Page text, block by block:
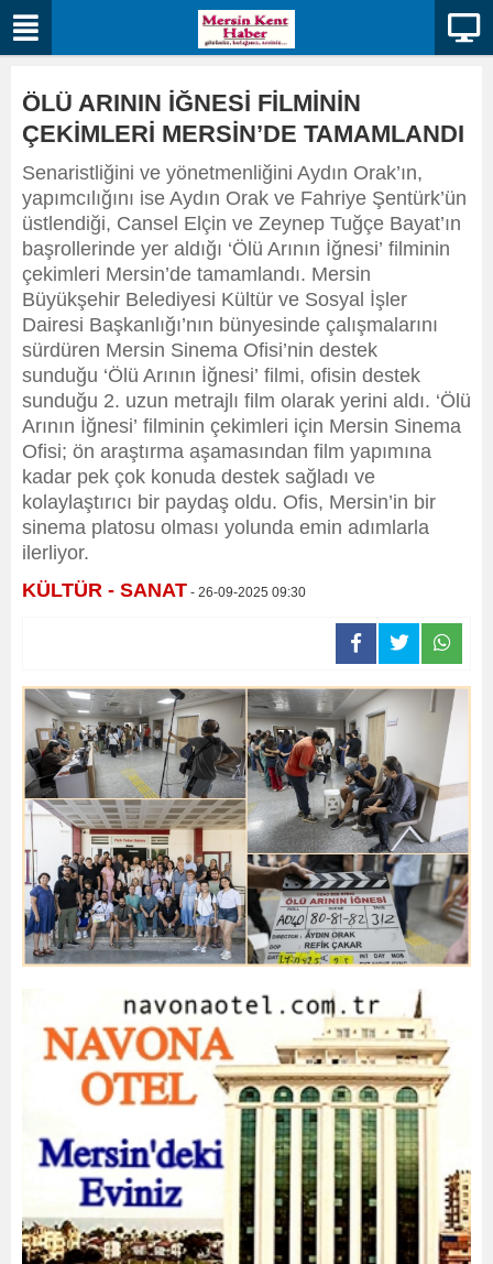
ÖLÜ ARININ İĞNESİ FİLMİNİN
ÇEKİMLERİ MERSİN’DE TAMAMLANDI
Senaristliğini ve yönetmenliğini Aydın Orak’ın,
yapımcılığını ise Aydın Orak ve Fahriye Şentürk’ün
üstlendiği, Cansel Elçin ve Zeynep Tuğçe Bayat’ın
başrollerinde yer aldığı ‘Ölü Arının İğnesi’ filminin
çekimleri Mersin’de tamamlandı. Mersin
Büyükşehir Belediyesi Kültür ve Sosyal İşler
Dairesi Başkanlığı’nın bünyesinde çalışmalarını
sürdüren Mersin Sinema Ofisi’nin destek
sunduğu ‘Ölü Arının İğnesi’ filmi, ofisin destek
sunduğu 2. uzun metrajlı film olarak yerini aldı. ‘Ölü
Arının İğnesi’ filminin çekimleri için Mersin Sinema
Ofisi; ön araştırma aşamasından film yapımına
kadar pek çok konuda destek sağladı ve
kolaylaştırıcı bir paydaş oldu. Ofis, Mersin’in bir
sinema platosu olması yolunda emin adımlarla
ilerliyor.
KÜLTÜR - SANAT - 26-09-2025 09:30